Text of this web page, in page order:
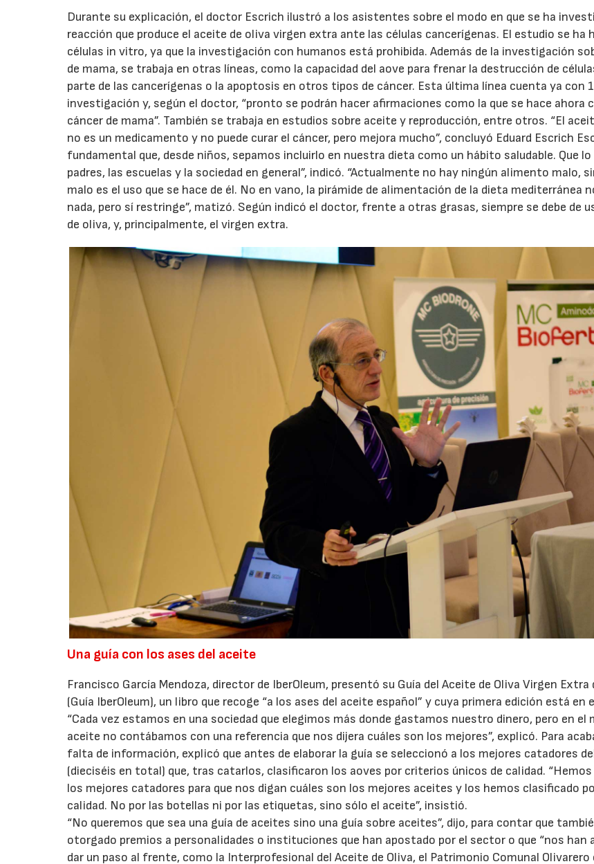
Durante su explicación, el doctor Escrich ilustró a los asistentes sobre el modo en que se ha
reacción que produce el aceite de oliva virgen extra ante las células cancerígenas. El estudio se ha
células in vitro, ya que la investigación con humanos está prohibida. Además de la investigación
de mama, se trabaja en otras líneas, como la capacidad del aove para frenar la destrucción de
parte de las cancerígenas o la apoptosis en otros tipos de cáncer. Esta última línea cuenta ya con
investigación y, según el doctor, “pronto se podrán hacer afirmaciones como la que se hace ahora
cáncer de mama”. También se trabaja en estudios sobre aceite y reproducción, entre otros. “El
no es un medicamento y no puede curar el cáncer, pero mejora mucho”, concluyó Eduard Escrich
fundamental que, desde niños, sepamos incluirlo en nuestra dieta como un hábito saludable. Que lo
padres, las escuelas y la sociedad en general”, indicó. “Actualmente no hay ningún alimento malo,
malo es el uso que se hace de él. No en vano, la pirámide de alimentación de la dieta mediterránea
nada, pero sí restringe”, matizó. Según indicó el doctor, frente a otras grasas, siempre se debe de
de oliva, y, principalmente, el virgen extra.
Una guía con los ases del aceite
Francisco García Mendoza, director de IberOleum, presentó su Guía del Aceite de Oliva Virgen Extra
(Guía IberOleum), un libro que recoge “a los ases del aceite español” y cuya primera edición está en
“Cada vez estamos en una sociedad que elegimos más donde gastamos nuestro dinero, pero en el
aceite no contábamos con una referencia que nos dijera cuáles son los mejores”, explicó. Para
falta de información, explicó que antes de elaborar la guía se seleccionó a los mejores catadores
(dieciséis en total) que, tras catarlos, clasificaron los aoves por criterios únicos de calidad. “Hemos
los mejores catadores para que nos digan cuáles son los mejores aceites y los hemos clasificado
calidad. No por las botellas ni por las etiquetas, sino sólo el aceite”, insistió.
“No queremos que sea una guía de aceites sino una guía sobre aceites”, dijo, para contar que
otorgado premios a personalidades o instituciones que han apostado por el sector o que “nos han
dar un paso al frente, como la Interprofesional del Aceite de Oliva, el Patrimonio Comunal Olivarero
23/07/2026 30/